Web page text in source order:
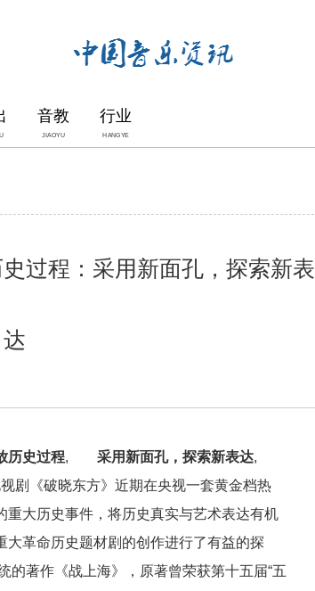
音教
JIAOYU
行业
HANGYE
过程：采用新面孔，探索新表
达
历史过程, 采用新面孔，探索新表达,
《破晓东方》近期在央视一套黄金档热
大历史事件，将历史真实与艺术表达有机
革命历史题材剧的创作进行了有益的探
著作《战上海》，原著曾荣获第十五届“五